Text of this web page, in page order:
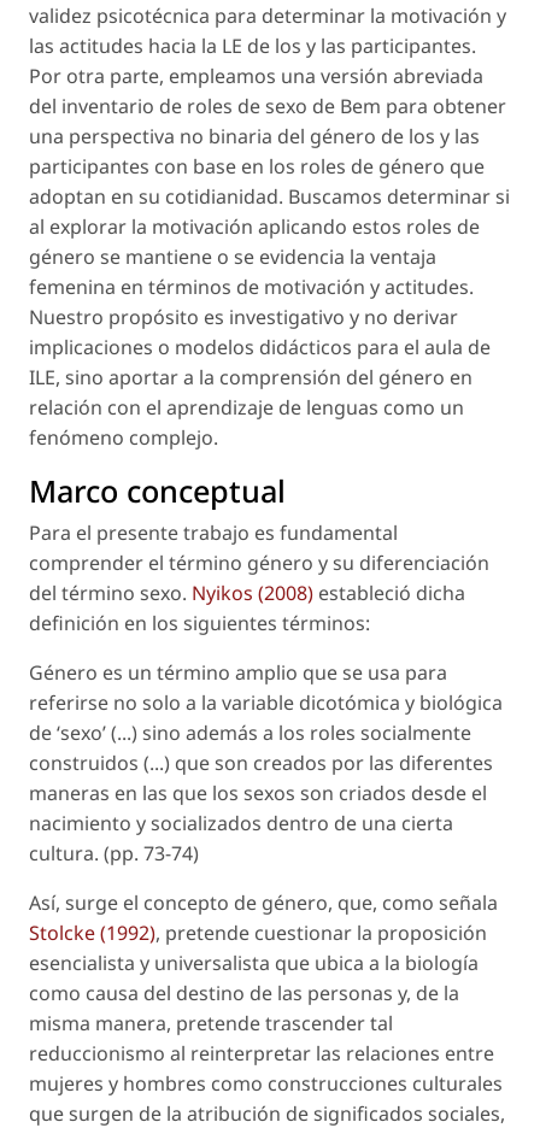
validez psicotécnica para determinar la motivación y
las actitudes hacia la LE de los y las participantes.
Por otra parte, empleamos una versión abreviada
del inventario de roles de sexo de Bem para obtener
una perspectiva no binaria del género de los y las
participantes con base en los roles de género que
adoptan en su cotidianidad. Buscamos determinar si
al explorar la motivación aplicando estos roles de
género se mantiene o se evidencia la ventaja
femenina en términos de motivación y actitudes.
Nuestro propósito es investigativo y no derivar
implicaciones o modelos didácticos para el aula de
ILE, sino aportar a la comprensión del género en
relación con el aprendizaje de lenguas como un
fenómeno complejo.
Marco conceptual
Para el presente trabajo es fundamental
comprender el término género y su diferenciación
del término sexo. Nyikos (2008) estableció dicha
definición en los siguientes términos:
Género es un término amplio que se usa para
referirse no solo a la variable dicotómica y biológica
de ‘sexo’ (...) sino además a los roles socialmente
construidos (...) que son creados por las diferentes
maneras en las que los sexos son criados desde el
nacimiento y socializados dentro de una cierta
cultura. (pp. 73-74)
Así, surge el concepto de género, que, como señala
Stolcke (1992), pretende cuestionar la proposición
esencialista y universalista que ubica a la biología
como causa del destino de las personas y, de la
misma manera, pretende trascender tal
reduccionismo al reinterpretar las relaciones entre
mujeres y hombres como construcciones culturales
que surgen de la atribución de significados sociales,